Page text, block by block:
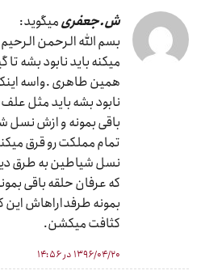
ش.جعفریمیگوید:
بسم الله الرحمن
میکنه باید نابود بشه
همین طاهری .واسه
نابود بشه باید مثل
باقی بمونه و ازش نسل
تمام مملکت رو قرق
نسل شیاطین به طرق
که عرفان حلقه باقی
بمونه طرفداراهاش این
کثافت میکشن.
۱۳۹۶/۰۴/۲۰ در ۱۴:۵۶